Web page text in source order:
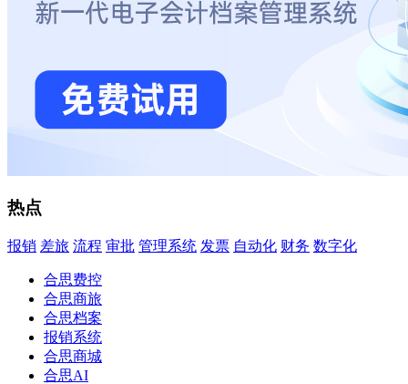
热点
报销 差旅 流程 审批 管理系统 发票 自动化 财务 数字化
合思费控
合思商旅
合思档案
报销系统
合思商城
合思AI